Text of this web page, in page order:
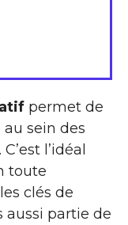
permet de
sein des
l’idéal
toute
clés de
aussi partie de